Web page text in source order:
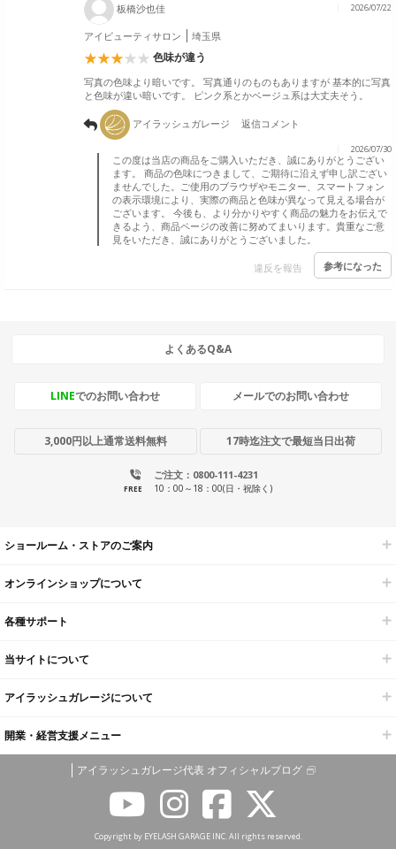
板橋沙也佳 2026/07/22
アイビューティサロン 埼玉県
色味が違う
写真の色味より暗いです。 写真通りのものもありますが 基本的に写真
と色味が違い暗いです。 ピンク系とかベージュ系は大丈夫そう。
アイラッシュガレージ 返信コメント
2026/07/30
この度は当店の商品をご購入いただき、誠にありがとうござい
ます。 商品の色味につきまして、ご期待に沿えず申し訳ござい
ませんでした。ご使用のブラウザやモニター、スマートフォン
の表示環境により、実際の商品と色味が異なって見える場合が
ございます。 今後も、より分かりやすく商品の魅力をお伝えで
きるよう、商品ページの改善に努めてまいります。貴重なご意
見をいただき、誠にありがとうございました。
違反を報告 参考になった
よくあるQ&A
LINEでのお問い合わせ メールでのお問い合わせ
3,000円以上通常送料無料 17時迄注文で最短当日出荷
ご注文：0800-111-4231
FREE 10：00～18：00(日・祝除く)
ショールーム・ストアのご案内
オンラインショップについて
各種サポート
当サイトについて
アイラッシュガレージについて
開業・経営支援メニュー
アイラッシュガレージ代表 オフィシャルブログ
Copyright by EYELASH GARAGE INC. All rights reserved.